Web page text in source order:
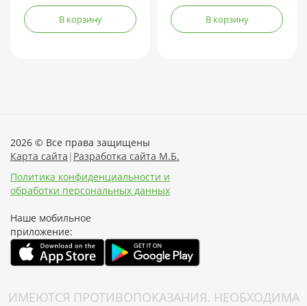
В корзину В корзину
2026 © Все права защищены
Карта сайта | Разработка сайта М.Б.
Политика конфиденциальности и
обработки персональных данных
Наше мобильное
приложение:
ИМЕЮТСЯ ПРОТИВОПОКАЗАНИЯ. НЕОБХОДИМА